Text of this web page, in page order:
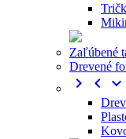
Zaľúbené
Drevené
  